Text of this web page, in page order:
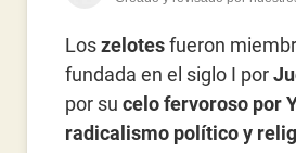
Loszelotesfueron
fundada en el siglo I por
por su celo fervoroso por
radicalismo político y